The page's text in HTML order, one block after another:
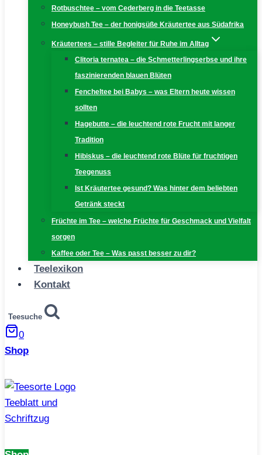
Rotbuschtee – vom Cederberg in die Teetasse
Honeybush Tee – der honigsüße Kräutertee aus Südafrika
Kräutertees – stille Begleiter für Ruhe im Alltag
Clitoria ternatea – die Schmetterlingserbse und ihre
faszinierenden blauen Blüten
Fencheltee bei Babys – was Eltern heute wissen
sollten
Hagebutte – die leuchtend rote Frucht mit langer
Tradition
Hibiskus – die leuchtend rote Blüte für fruchtigen
Teegenuss
Ist Kräutertee gesund? Was hinter dem beliebten
Getränk steckt
Früchte im Tee – welche Früchte für Geschmack und Vielfalt
sorgen
Kaffee oder Tee – Was passt besser zu dir?
Teelexikon
Kontakt
Teesuche
0
Shop